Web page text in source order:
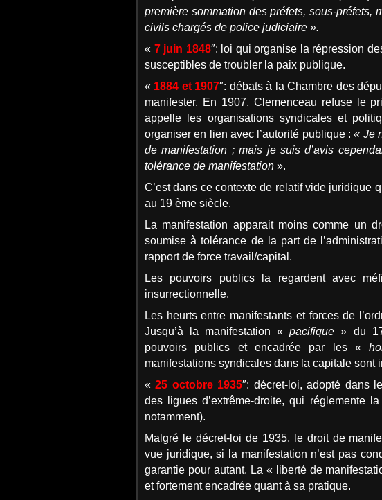
première sommation des préfets, sous-préfets,
civils chargés de police judiciaire ».
« 7 juin 1848″: loi qui organise la répression
susceptibles de troubler la paix publique.
« 1884 et 1907″: débats à la Chambre des
manifester. En 1907, Clemenceau refuse le
appelle les organisations syndicales et
organiser en lien avec l’autorité publique :« Je
de manifestation ; mais je suis d’avis
tolérance de manifestation ».
C’est dans ce contexte de relatif vide juridique
au 19 ème siècle.
La manifestation apparait moins comme un
soumise à tolérance de la part de
rapport de force travail/capital.
Les pouvoirs publics la regardent avec
insurrectionnelle.
Les heurts entre manifestants et forces de
Jusqu’à la manifestation «pacifique » du
pouvoirs publics et encadrée par les «
manifestations syndicales dans la capitale sont
« 25 octobre 1935″: décret-loi, adopté dans
des ligues d’extrême-droite, qui réglemente
notamment).
Malgré le décret-loi de 1935, le droit de
vue juridique, si la manifestation n’est pas
garantie pour autant. La « liberté de
et fortement encadrée quant à sa pratique.